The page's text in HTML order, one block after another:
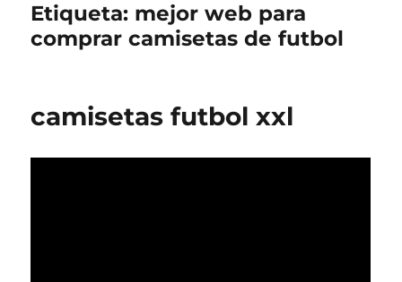
Etiqueta: mejor web para
comprar camisetas de futbol
camisetas futbol xxl